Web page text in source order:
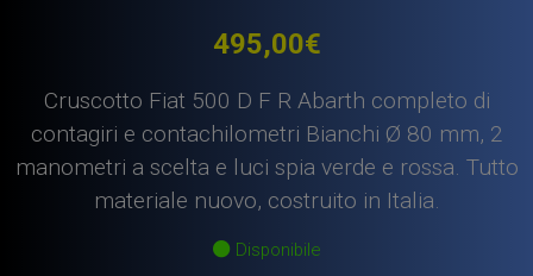
495,00€
Cruscotto Fiat 500 D F R Abarth completo di
contagiri e contachilometri Bianchi Ø 80 mm, 2
manometri a scelta e luci spia verde e rossa. Tutto
materiale nuovo, costruito in Italia.
Disponibile